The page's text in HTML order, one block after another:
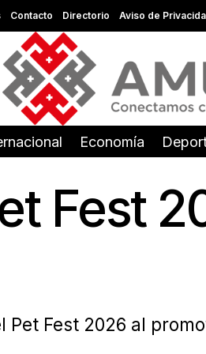
Contacto Directorio Aviso de
Economía
Fest
Pet Fest 2026 al